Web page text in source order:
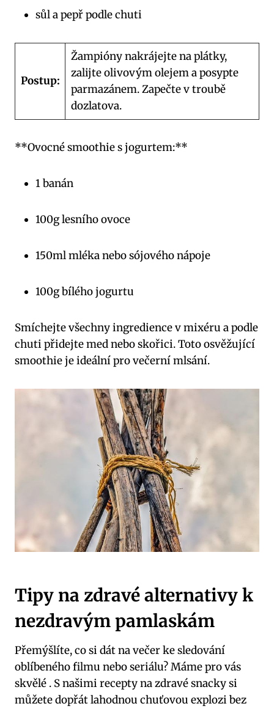
sůl a pepř podle chuti
Postup:
Žampióny nakrájejte na plátky,
zalijte olivovým olejem a posypte
parmazánem. Zapečte v troubě
dozlatova.
**Ovocné smoothie s jogurtem:**
1 banán
100g lesního ovoce
150ml mléka nebo sójového nápoje
100g bílého jogurtu
Smíchejte všechny ingredience v mixéru a podle
chuti přidejte med nebo skořici. Toto osvěžující
smoothie je ideální pro večerní mlsání.
Tipy na zdravé alternativy k
nezdravým pamlaskám
Přemýšlíte, co si dát na večer ke sledování
oblíbeného filmu nebo seriálu? Máme pro vás
skvělé . S našimi recepty na zdravé snacky si
můžete dopřát lahodnou chuťovou explozi bez